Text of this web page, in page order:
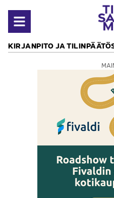
Avaa valikko
KIRJANPITO JA